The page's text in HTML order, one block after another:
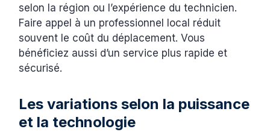
selon la région ou l’expérience du technicien.
Faire appel à un professionnel local réduit
souvent le coût du déplacement. Vous
bénéficiez aussi d’un service plus rapide et
sécurisé.
Les variations selon la puissance
et la technologie